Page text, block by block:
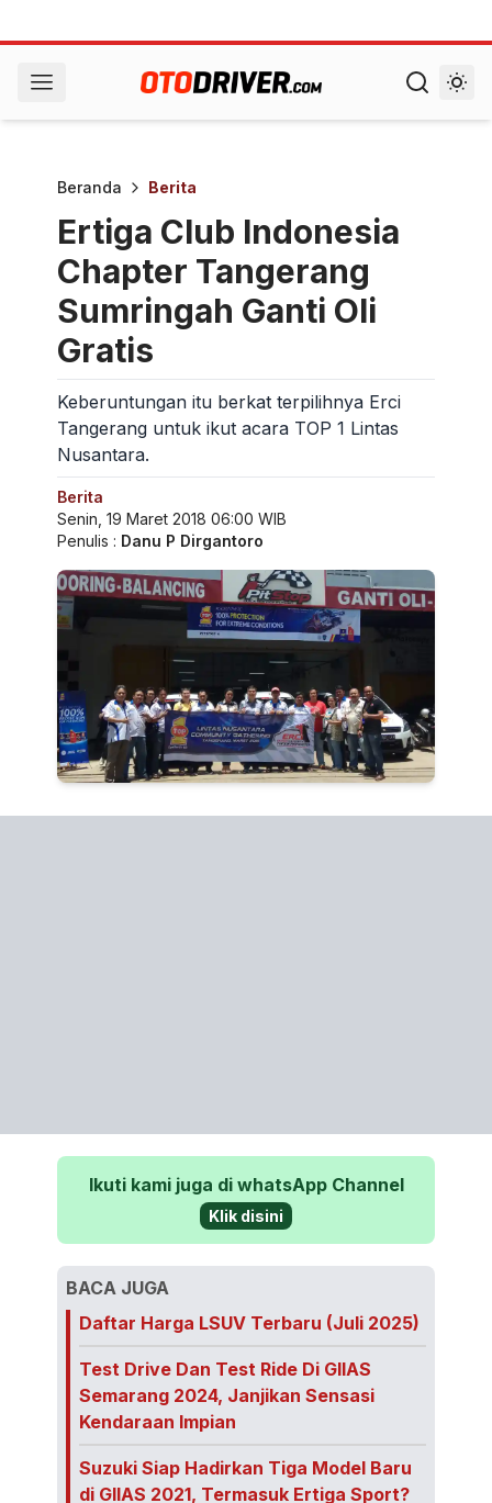
Beranda Berita
Ertiga Club Indonesia
Chapter Tangerang
Sumringah Ganti Oli
Gratis
Keberuntungan itu berkat terpilihnya Erci
Tangerang untuk ikut acara TOP 1 Lintas
Nusantara.
Berita
Senin, 19 Maret 2018 06:00 WIB
Penulis : Danu P Dirgantoro
Ikuti kami juga di whatsApp Channel
Klik disini
BACA JUGA
Daftar Harga LSUV Terbaru (Juli 2025)
Test Drive Dan Test Ride Di GIIAS
Semarang 2024, Janjikan Sensasi
Kendaraan Impian
Suzuki Siap Hadirkan Tiga Model Baru
di GIIAS 2021, Termasuk Ertiga Sport?